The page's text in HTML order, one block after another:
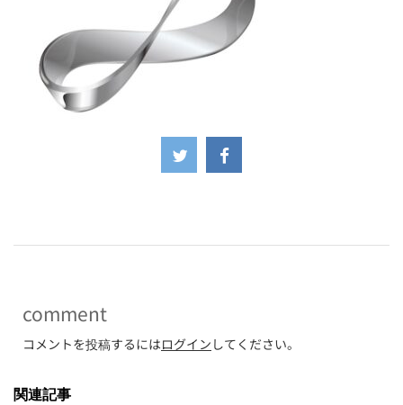
comment
コメントを投稿するにはログイン してください。
関連記事